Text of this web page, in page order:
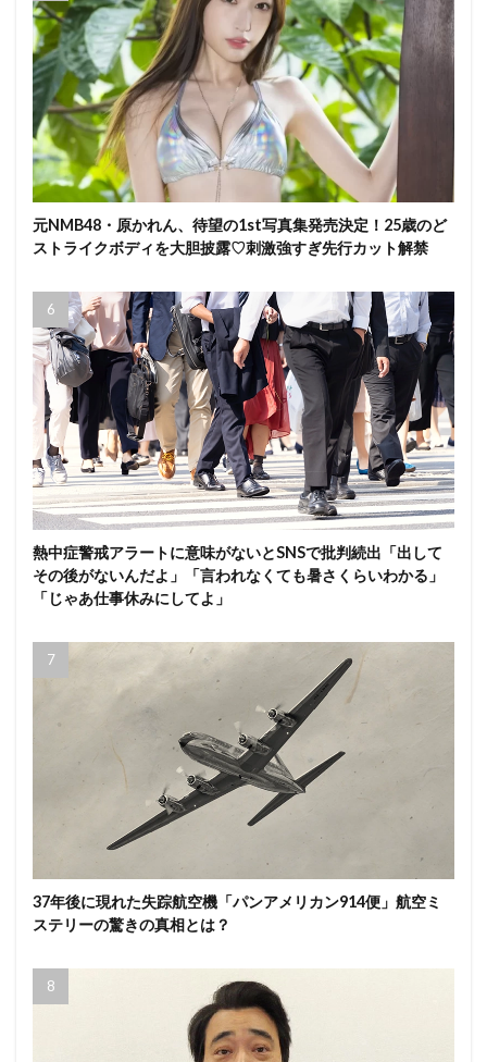
元NMB48・原かれん、待望の1st写真集発売決定！25歳のど
ストライクボディを大胆披露♡刺激強すぎ先行カット解禁
熱中症警戒アラートに意味がないとSNSで批判続出「出して
その後がないんだよ」「言われなくても暑さくらいわかる」
「じゃあ仕事休みにしてよ」
37年後に現れた失踪航空機「パンアメリカン914便」航空ミ
ステリーの驚きの真相とは？